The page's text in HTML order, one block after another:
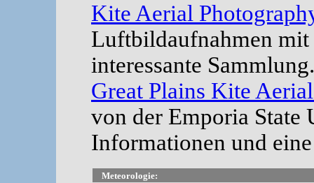
Kite Aerial
Luftbildaufnahmen mit
interessante
Great Plains Kite
von der Emporia State
Informationen und
Meteorologie: